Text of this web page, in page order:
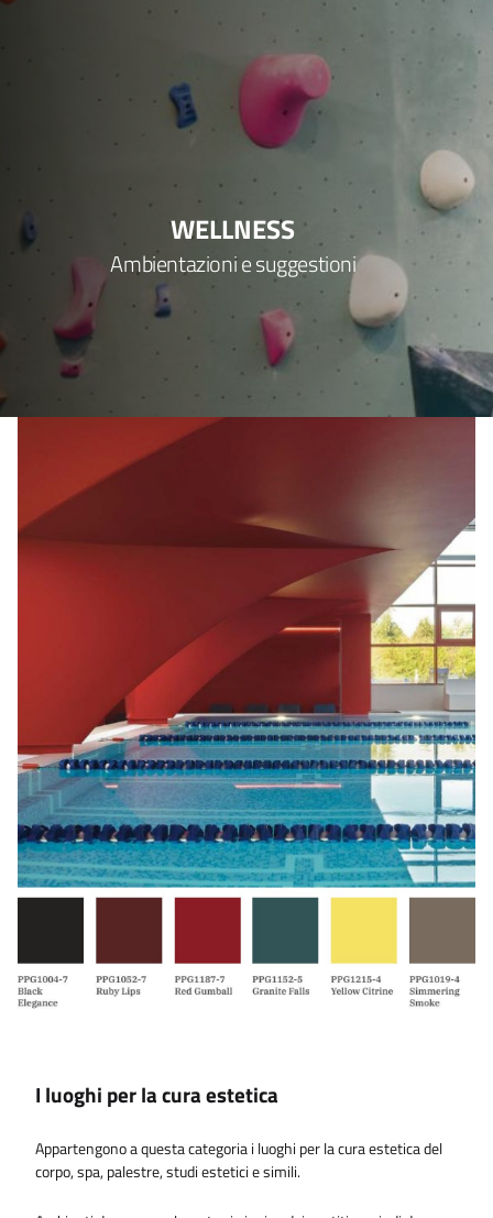
WELLNESS
Ambientazioni e suggestioni
I luoghi per la cura estetica
Appartengono a questa categoria i luoghi per la cura estetica del
corpo, spa, palestre, studi estetici e simili.